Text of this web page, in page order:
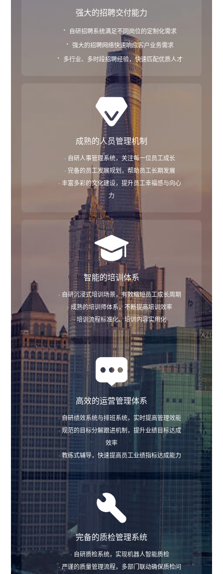
强大的招聘交付能力
· 自研招聘系统满足不同岗位的定制化需求
· 强大的招聘网络快速响应客户业务需求
· 多行业、多时段招聘经验，快速匹配优质人才
成熟的人员管理机制
· 自研人事管理系统，关注每一位员工成长
· 完备的员工发展规划，帮助员工长期发展
· 丰富多彩的文化建设，提升员工幸福感与向心
力
智能的培训体系
· 自研沉浸式培训场景，有效缩短员工成长周期
· 成熟的培训师体系，不断提高培训效率
· 培训流程标准化、培训内容实用化
高效的运营管理体系
· 自研绩效系统与排班系统，实时提高管理效能
· 规范的目标分解跟进机制，提升业绩目标达成
效率
· 教练式辅导，快速提高员工业绩指标达成能力
完备的质检管理系统
· 自研质检系统，实现机器人智能质检
· 严谨的质量管理流程，多部门联动确保质检问